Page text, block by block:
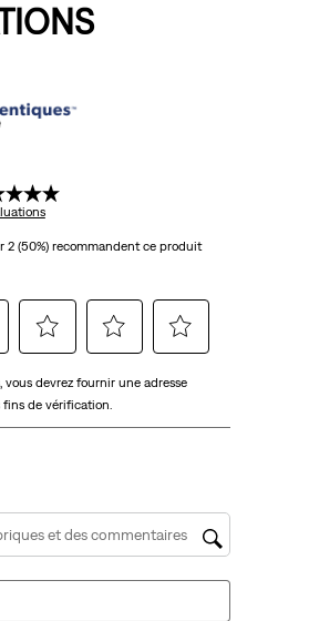
2 (50%) recommandent ce produit
pour
évaluer
étoiles.
Cette
action
ouvrira
pour
évaluer
étoiles.
Cette
action
ouvrira
pour
étoiles.
Cette
action
ouvrira
vous devrez fournir une adresse
de vérification.
de sujet et d'avis